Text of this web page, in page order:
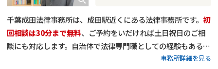
千葉成田法律事務所は、成田駅近くにある法律事務所です。 初
回相談は30分まで無料、ご予約をいだければ土日祝日のご相
談にも対応します。自治体で法律専門職としての経験もある弁
護士が、債務者ひとりひとりの目線に立ち適切な解決に導きま
事務所詳細を見る